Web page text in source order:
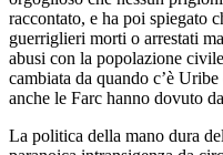
raccontato, e ha poi spiegato
guerriglieri morti o arrestati
abusi con la popolazione
cambiata da quando c’è
anche le Farc hanno dovuto
La politica della mano dura